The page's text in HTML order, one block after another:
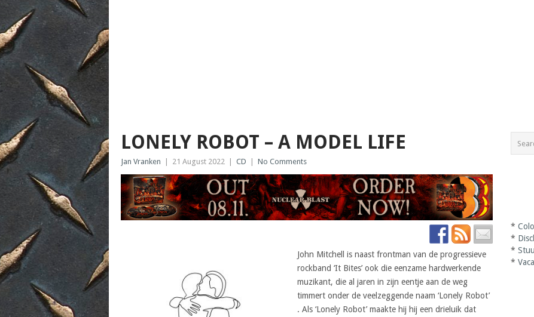
LONELY ROBOT – A MODEL LIFE
Jan Vranken 21 August 2022 CD No Comments
John Mitchell is naast frontman van de progressieve
rockband ‘It Bites’ ook die eenzame hardwerkende
muzikant, die al jaren in zijn eentje aan de weg
timmert onder de veelzeggende naam ‘Lonely Robot’
. Als ‘Lonely Robot’ maakte hij hij een drieluik dat
*
*
*
*